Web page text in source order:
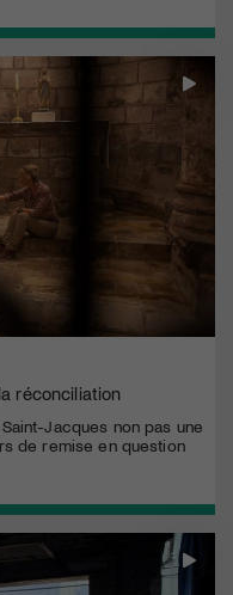
réconciliation
Jacques non pas une
de remise en question